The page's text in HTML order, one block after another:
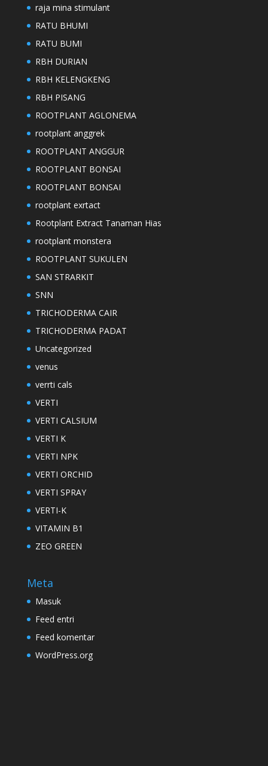
raja mina stimulant
RATU BHUMI
RATU BUMI
RBH DURIAN
RBH KELENGKENG
RBH PISANG
ROOTPLANT AGLONEMA
rootplant anggrek
ROOTPLANT ANGGUR
ROOTPLANT BONSAI
ROOTPLANT BONSAI
rootplant exrtact
Rootplant Extract Tanaman Hias
rootplant monstera
ROOTPLANT SUKULEN
SAN STRARKIT
SNN
TRICHODERMA CAIR
TRICHODERMA PADAT
Uncategorized
venus
verrti cals
VERTI
VERTI CALSIUM
VERTI K
VERTI NPK
VERTI ORCHID
VERTI SPRAY
VERTI-K
VITAMIN B1
ZEO GREEN
Meta
Masuk
Feed entri
Feed komentar
WordPress.org